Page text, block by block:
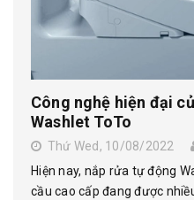
Công nghệ hiện đại
Washlet ToTo
Thứ Wed, 10/08/2022
Hiện nay, nắp rửa tự động
cầu cao cấp đang được